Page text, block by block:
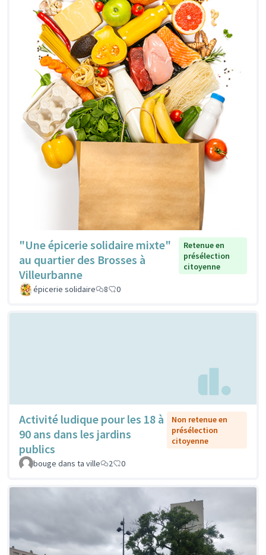
"Une épicerie solidaire mixte"
au quartier des Brosses à
Villeurbanne
Retenue en
présélection
citoyenne
épicerie solidaire 8 0
Activité ludique pour les 18 à
90 ans dans les jardins
publics
Non retenue en
présélection
citoyenne
bouge dans ta ville 2 0